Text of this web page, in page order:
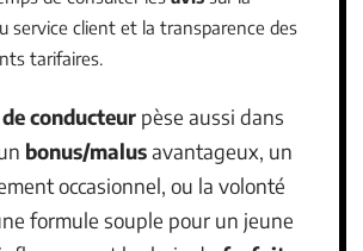
service client et la transparence des
tarifaires.
conducteur pèse aussi dans
bonus/malusavantageux, un
occasionnel, ou la volonté
formule souple pour un jeune